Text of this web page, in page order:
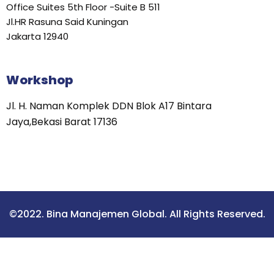
Office Suites 5th Floor -Suite B 511
Jl.HR Rasuna Said Kuningan
Jakarta 12940
Workshop
Jl. H. Naman Komplek DDN Blok A17 Bintara
Jaya,Bekasi Barat 17136
©2022. Bina Manajemen Global. All Rights Reserved.